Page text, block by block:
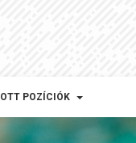
POZÍCIÓK